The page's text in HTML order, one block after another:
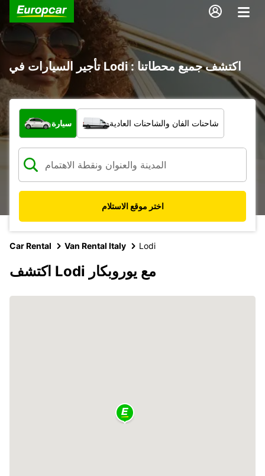
تأجير السيارات في Lodi : اكتشف جميع محطاتنا
ما نوع المركبة؟
سيارة شاحنات الفان والشاحنات العادية
اختر موقع الاستلام
Car Rental Van Rental Italy Lodi
اكتشف Lodi مع يوروبكار